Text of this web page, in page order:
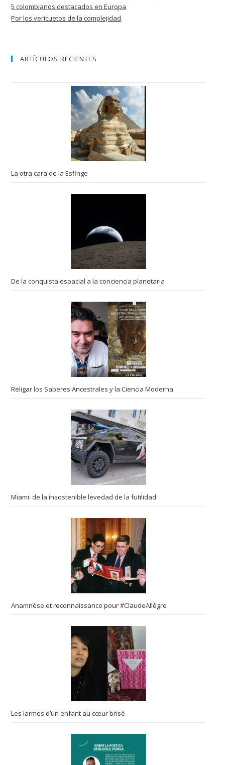
5 colombianos destacados en Europa
Por los vericuetos de la complejidad
ARTÍCULOS RECIENTES
La otra cara de la Esfinge
De la conquista espacial a la conciencia planetaria
Religar los Saberes Ancestrales y la Ciencia Moderna
Miami: de la insostenible levedad de la futilidad
Anamnèse et reconnaissance pour #ClaudeAllègre
Les larmes d’un enfant au cœur brisé